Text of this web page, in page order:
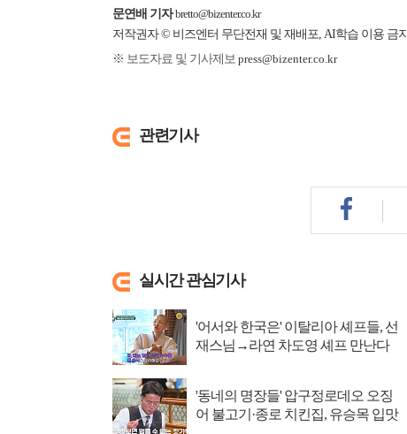
문연배 기자 bretto@bizenter.co.kr
저작권자 © 비즈엔터 무단전재 및 재배포, AI학습 이용 금지
※ 보도자료 및 기사제보 press@bizenter.co.kr
관련기사
실시간 관심기사
'어서와 한국은' 이탈리아 셰프들, 선
재스님→라연 차도영 셰프 만난다
'동네의 명장들' 압구정로데오 오징
어 불고기·종로 치킨집, 유승목 입맛